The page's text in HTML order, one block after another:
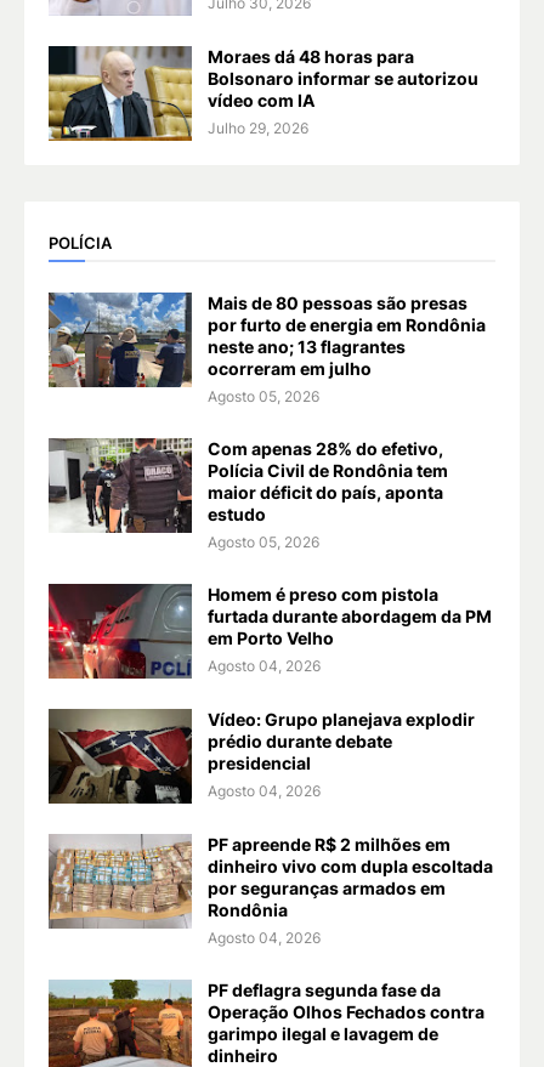
Moraes dá 48 horas para
Bolsonaro informar se autorizou
vídeo com IA
Julho 29, 2026
POLÍCIA
Mais de 80 pessoas são presas
por furto de energia em Rondônia
neste ano; 13 flagrantes
ocorreram em julho
Agosto 05, 2026
Com apenas 28% do efetivo,
Polícia Civil de Rondônia tem
maior déficit do país, aponta
estudo
Agosto 05, 2026
Homem é preso com pistola
furtada durante abordagem da PM
em Porto Velho
Agosto 04, 2026
Vídeo: Grupo planejava explodir
prédio durante debate
presidencial
Agosto 04, 2026
PF apreende R$ 2 milhões em
dinheiro vivo com dupla escoltada
por seguranças armados em
Rondônia
Agosto 04, 2026
PF deflagra segunda fase da
Operação Olhos Fechados contra
garimpo ilegal e lavagem de
dinheiro